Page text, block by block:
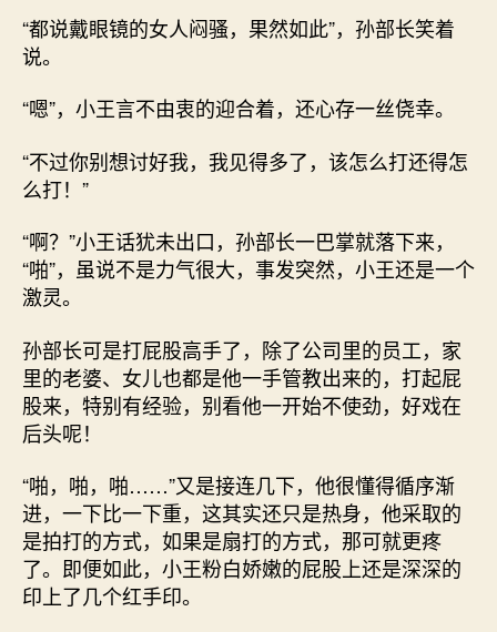
“都说戴眼镜的女人闷骚，果然如此”，孙部长笑着
说。
“嗯”，小王言不由衷的迎合着，还心存一丝侥幸。
“不过你别想讨好我，我见得多了，该怎么打还得怎
么打！”
“啊？”小王话犹未出口，孙部长一巴掌就落下来，
“啪”，虽说不是力气很大，事发突然，小王还是一个
激灵。
孙部长可是打屁股高手了，除了公司里的员工，家
里的老婆、女儿也都是他一手管教出来的，打起屁
股来，特别有经验，别看他一开始不使劲，好戏在
后头呢！
“啪，啪，啪……”又是接连几下，他很懂得循序渐
进，一下比一下重，这其实还只是热身，他采取的
是拍打的方式，如果是扇打的方式，那可就更疼
了。即便如此，小王粉白娇嫩的屁股上还是深深的
印上了几个红手印。